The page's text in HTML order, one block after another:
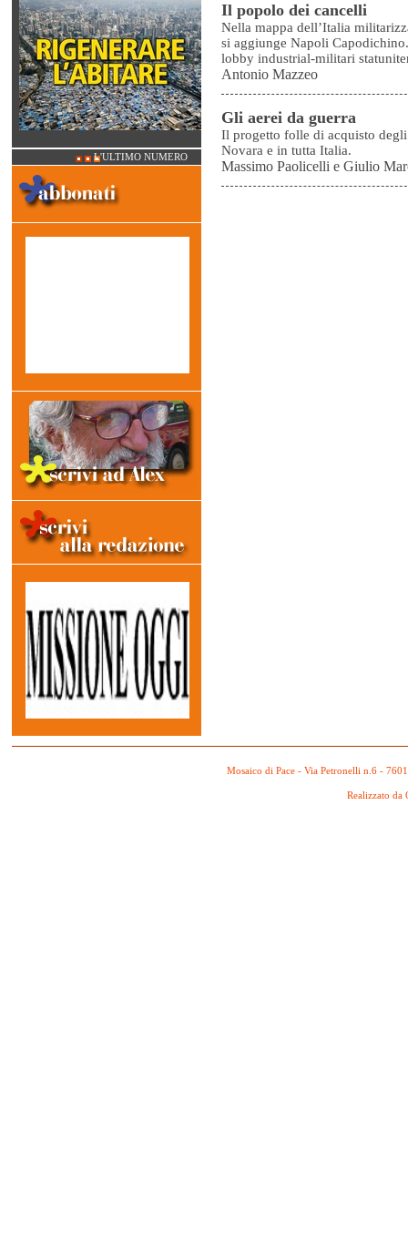
Il popolo dei cancelli
Nella mappa dell’Italia
si aggiunge Napoli
lobby industrial-militari
Antonio Mazzeo
Gli aerei da guerra
Il progetto folle di acquisto degli
Novara e in tutta Italia.
Massimo Paolicelli e Giulio
L'ULTIMO NUMERO
Mosaico di Pace - Via Petronelli n.6 -
Realizzato